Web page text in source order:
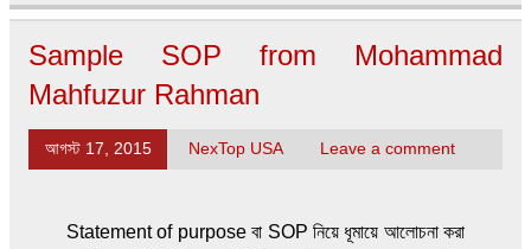
Sample SOP from Mohammad
Mahfuzur Rahman
আগস্ট 17, 2015 NexTop USA Leave a comment
Statement of purpose বা SOP নিয়ে ধূমায়ে আলোচনা করা